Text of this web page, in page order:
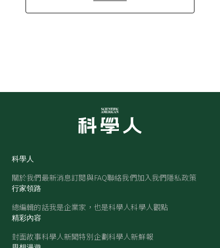
科學人
關於我們最新消息訂閱與FAQ聯絡我們加入我們隱私政策
行家領路
總編輯的話我是企業家，也是科學人科學人觀點
精彩內容
封面故事科學人新聞特別企劃科學人新鮮報